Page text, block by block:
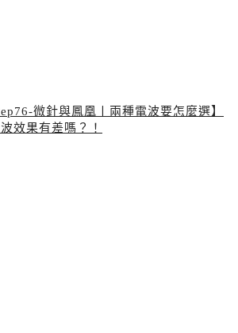
ep76-微針與鳳凰〡兩種電波要怎麼選】
效果有差嗎？！